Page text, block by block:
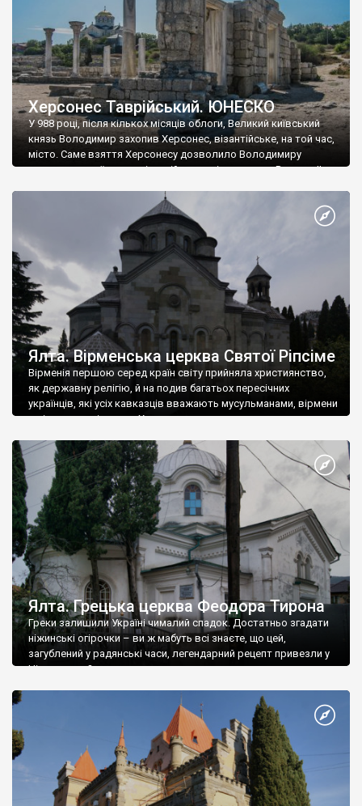
Херсонес Таврійський. ЮНЕСКО
У 988 році, після кількох місяців облоги, Великий київський
князь Володимир захопив Херсонес, візантійське, на той час,
місто. Саме взяття Херсонесу дозволило Володимиру
диктувати свої умови візантійському імператору Василю ІІ, та
Херсонесі Володимир-язичник, став Василем-християнином.
А потім було Хрещення Русі. На честь Херсонесу Таврійського
Ялта. Вірменська церква Святої Ріпсіме
Вірменія першою серед країн світу прийняла християнство,
як державну релігію, й на подив багатьох пересічних
українців, які усіх кавказців вважають мусульманами, вірмени
є відданими вірянами Христа
Ялта. Грецька церква Феодора Тирона
Греки залишили Україні чималий спадок. Достатньо згадати
ніжинські огірочки – ви ж мабуть всі знаєте, що цей,
загублений у радянські часи, легендарний рецепт привезли у
Ніжин греки?